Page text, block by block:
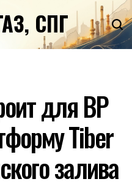
СПГ
для BP
Tiber
залива